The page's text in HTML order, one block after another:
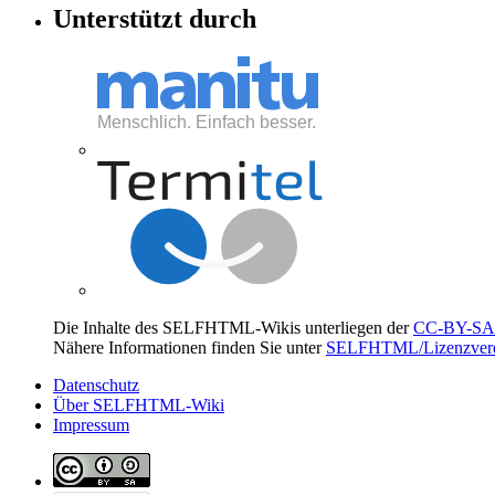
Unterstützt durch
Die Inhalte des SELFHTML-Wikis unterliegen derCC-BY-
Nähere Informationen finden Sie unter SELFHTML/
Datenschutz
Über SELFHTML-Wiki
Impressum